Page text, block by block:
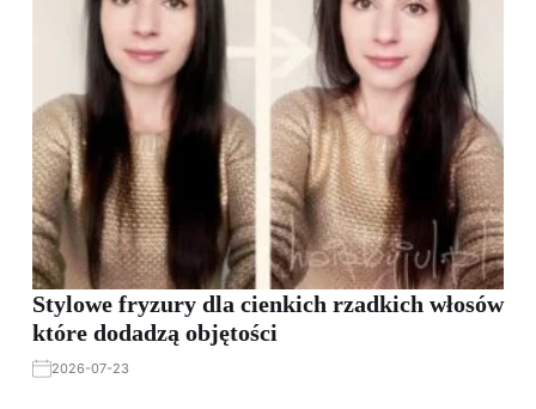
Stylowe fryzury dla cienkich rzadkich włosów
które dodadzą objętości
2026-07-23